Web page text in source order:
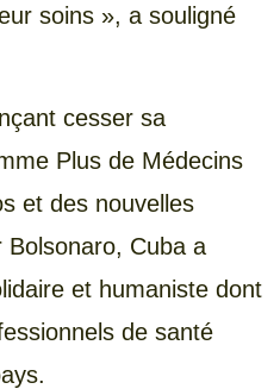
soins », a souligné
cesser sa
Plus de Médecins
et des nouvelles
Bolsonaro, Cuba a
et humaniste dont
de santé